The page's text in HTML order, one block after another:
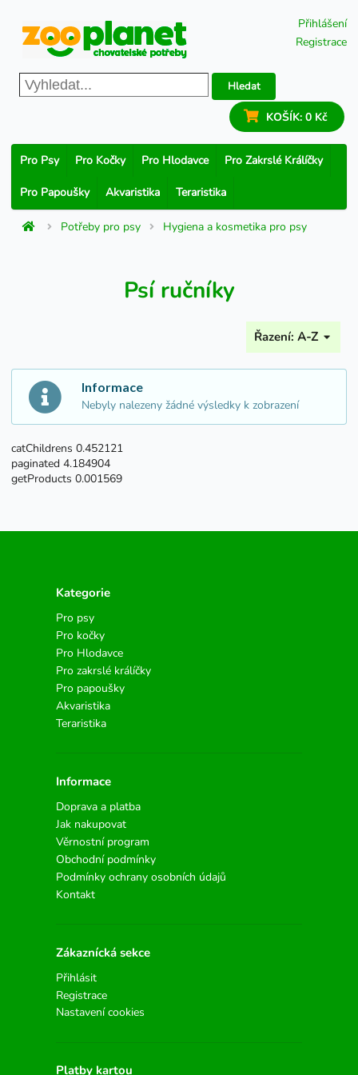
Přihlášení
Registrace
Hledat
KOŠÍK: 0 Kč
Pro Psy Pro Kočky Pro Hlodavce Pro Zakrslé Králíčky
Pro Papoušky Akvaristika Teraristika
Potřeby pro psy Hygiena a kosmetika pro psy
Psí ručníky
Řazení: A-Z
Informace
Nebyly nalezeny žádné výsledky k zobrazení
catChildrens 0.452121
paginated 4.184904
getProducts 0.001569
Kategorie
Pro psy
Pro kočky
Pro Hlodavce
Pro zakrslé králíčky
Pro papoušky
Akvaristika
Teraristika
Informace
Doprava a platba
Jak nakupovat
Věrnostní program
Obchodní podmínky
Podmínky ochrany osobních údajů
Kontakt
Zákaznícká sekce
Přihlásit
Registrace
Nastavení cookies
Platby kartou